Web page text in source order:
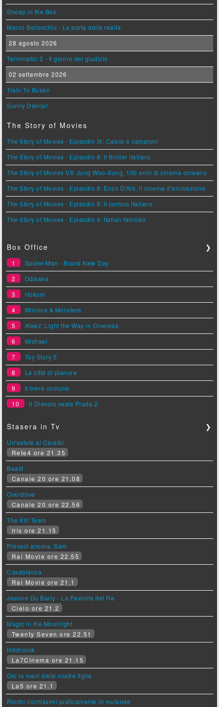
Sheep in the Box
Marco Bellocchio - La porta della realtà
28 agosto 2026
Terminator 2 - Il giorno del giudizio
02 settembre 2026
Train To Busan
Sunny Dancer
The Story of Movies
The Story of Movies - Episodio IX: Calcio e campioni
The Story of Movies - Episodio 8: Il thriller italiano
The Story of Movies VII: Jung Woo-Sung, 100 anni di cinema coreano
The Story of Movies - Episodio 6: Enzo D'Alò, il cinema d'animazione
The Story of Movies - Episodio 5: Il comico italiano
The Story of Movies - Episodio 4: Italian families
Box Office ❯
1
Spider-Man - Brand New Day
2
Odissea
3
Hokum
4
Minions & Monsters
5
Ateez: Light the Way in Cinemas
6
Michael
7
Toy Story 5
8
Le città di pianura
9
Il bene comune
10
Il Diavolo veste Prada 2
Stasera in Tv ❯
Un'estate ai Caraibi
Rete4 ore 21.35
Beast
Canale 20 ore 21.08
Overdrive
Canale 20 ore 22.56
The Kill Team
Iris ore 21.15
Provaci ancora, Sam
Rai Movie ore 22.55
Casablanca
Rai Movie ore 21.1
Jeanne Du Barry - La Favorita del Re
Cielo ore 21.2
Magic in the Moonlight
Twenty Seven ore 22.51
Hitchcock
La7Cinema ore 21.15
Giù le mani dalle nostre figlie
La5 ore 21.1
Ricchi ricchissimi praticamente in mutande